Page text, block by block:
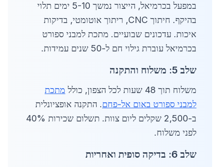
במפעל בכרמיאל, הייצור נמשך 5-10 ימים תלוי
בהיקף. חיתוך CNC, ריתוך אוטומטי, בדיקות
איכות. עדכונים שבועיים. מתכת למבני ספורט
בכרמיאל עוברת גילוי חם ל-50 שנים עמידות.
שלב 5: משלוח והתקנה
משלוח תוך 48 שעות לכל הצפון, כולל
מתכת
למבני ספורט באום אל-פחם. התקנה אופציונלית
ב-2,500 שקלים ליום צוות. תשלום שכירות 40%
לפני משלוח.
שלב 6: בדיקה סופית ואחריות